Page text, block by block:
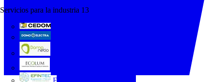
Servicios para la industria 13
Efintec